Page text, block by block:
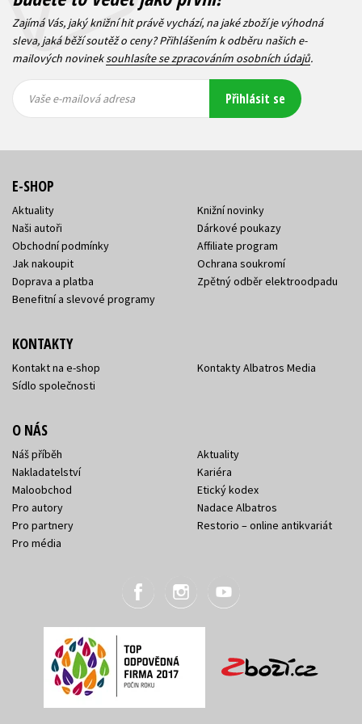
Zajímá Vás, jaký knižní hit právě vychází, na jaké zboží je výhodná
sleva, jaká běží soutěž o ceny? Přihlášením k odběru našich e-
mailových novineksouhlasíte se zpracováním osobních údajů.
mailová
mailová
Vaše e-mailová adresa Přihlásit se
E-SHOP
Aktuality
Naši autoři
Obchodní podmínky
Jak nakoupit
Doprava a platba
Benefitní a slevové programy
Knižní novinky
Dárkové poukazy
Affiliate program
Ochrana soukromí
Zpětný odběr elektroodpadu
KONTAKTY
Kontakt na e-shop
Sídlo společnosti
Kontakty Albatros Media
O NÁS
Náš příběh
Nakladatelství
Maloobchod
Pro autory
Pro partnery
Pro média
Aktuality
Kariéra
Etický kodex
Nadace Albatros
Restorio – online antikvariát